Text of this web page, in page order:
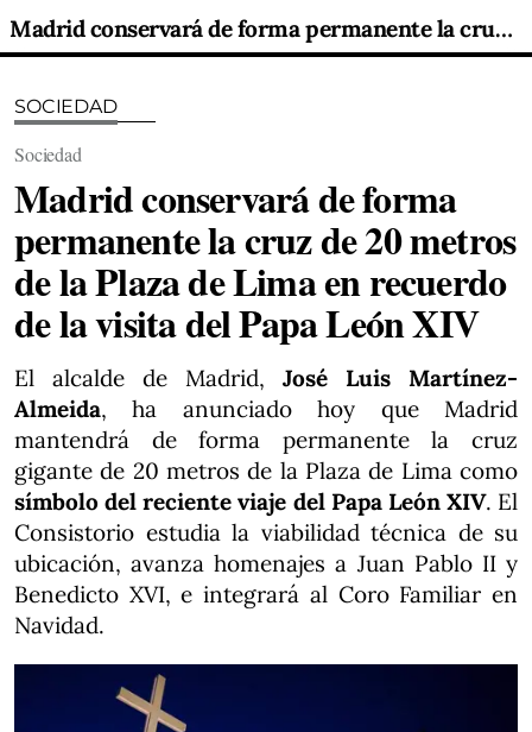
Madrid conservará de forma permanente la cruz de 20 metros de la Plaza de Lima en recuerdo de la visita del Papa León XIV
SOCIEDAD
Sociedad
Madrid conservará de forma
permanente la cruz de 20 metros
de la Plaza de Lima en recuerdo
de la visita del Papa León XIV
El alcalde de Madrid, José Luis Martínez-
Almeida, ha anunciado hoy que Madrid
mantendrá de forma permanente la cruz
gigante de 20 metros de la Plaza de Lima como
símbolo del reciente viaje del Papa León XIV. El
Consistorio estudia la viabilidad técnica de su
ubicación, avanza homenajes a Juan Pablo II y
Benedicto XVI, e integrará al Coro Familiar en
Navidad.